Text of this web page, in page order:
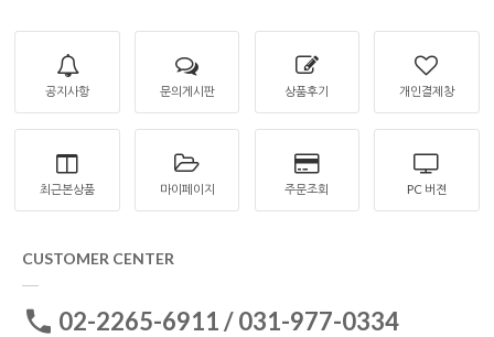
공지사항 문의게시판 상품후기 개인결제창
최근본상품 마이페이지 주문조회 PC 버젼
CUSTOMER CENTER
02-2265-6911 / 031-977-0334